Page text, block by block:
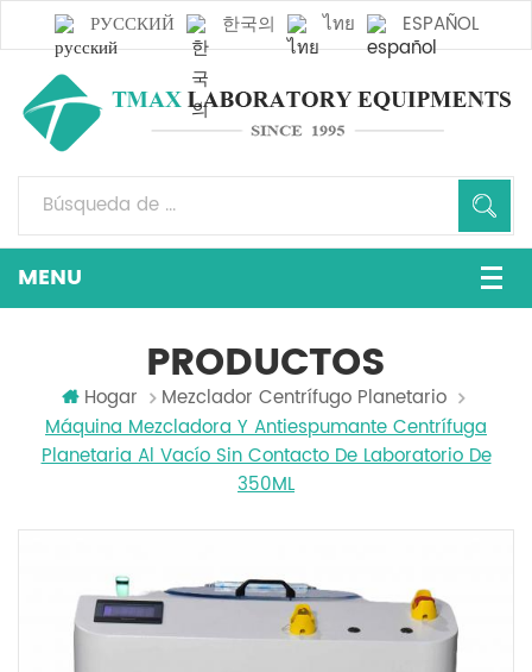
РУССКИЙ 한국의 ไทย ESPAÑOL
PRODUCTOS
Hogar
Mezclador Centrífugo Planetario
Máquina Mezcladora Y Antiespumante Centrífuga
Planetaria Al Vacío Sin Contacto De Laboratorio De
350ML